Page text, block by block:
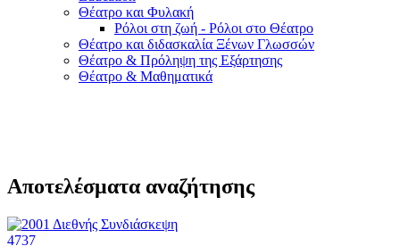
Θέατρο και Φυλακή
Ρόλοι στη ζωή - Ρόλοι στο Θέατρο
Θέατρο και διδασκαλία Ξένων Γλωσσών
Θέατρο & Πρόληψη της Εξάρτησης
Θέατρο & Μαθηματικά
Αποτελέσματα αναζήτησης
4737